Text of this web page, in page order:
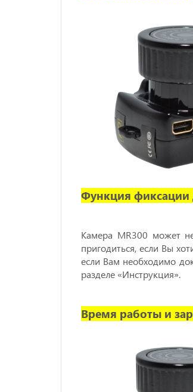
Функция фиксации
Камера MR300 может
пригодиться, если Вы
если Вам необходимо
разделе «Инструкция».
Время работы и